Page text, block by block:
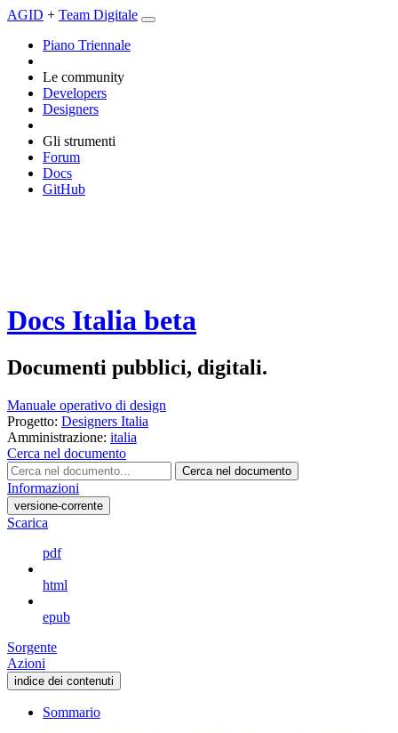
AGID + Team Digitale
Piano Triennale
Le community
Developers
Designers
Gli strumenti
Forum
Docs
GitHub
Docs Italia beta
Documenti pubblici, digitali.
Manuale operativo di design
Progetto: Designers Italia
Amministrazione: italia
Cerca nel documento
Cerca nel documento
Informazioni
versione-corrente
Scarica
pdf
html
epub
Sorgente
Azioni
indice dei contenuti
Sommario